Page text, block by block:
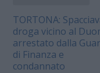
TORTONA:
droga vicino al
arrestato dalla
di Finanza e
condannato